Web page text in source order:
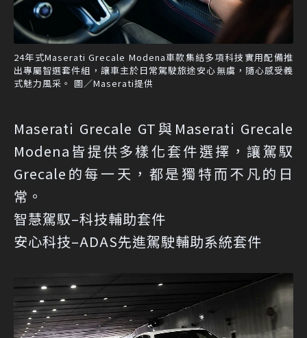
24年式Maserati Grecale Modena車款集結多項科技實用配備推
出專屬智選套件組，讓車主於日常駕駛旅途安心無虞，隨心感受義
式魅力風采。 圖／Maserati提供
Maserati Grecale GT與Maserati Grecale
Modena皆提供多樣化套件選擇，讓駕馭
Grecale的每一天，都是獨特而不凡的日
常。
智慧駕馭–科技輔助套件
安心科技–ADAS先進駕駛輔助系統套件